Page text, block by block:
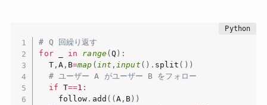
# Q 回繰り返す
for _ in range( Q ) :
  T
, A, B=map ( int ,input ( ) . split ( ) )
# ユーザー A がユーザー B をフォロー
if T==1 :
    follow
. add ( (A , B ) )